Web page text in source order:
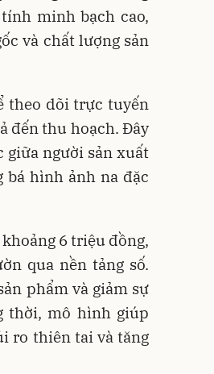
minh bạch cao,
và chất lượng sản
theo dõi trực tuyến
đến thu hoạch. Đây
giữa người sản xuất
bá hình ảnh na đặc
6 triệu đồng,
qua nền tảng số.
phẩm và giảm sự
thời, mô hình giúp
ro thiên tai và tăng